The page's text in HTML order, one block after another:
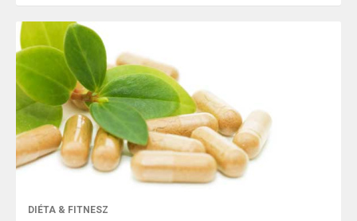
DIÉTA & FITNESZ